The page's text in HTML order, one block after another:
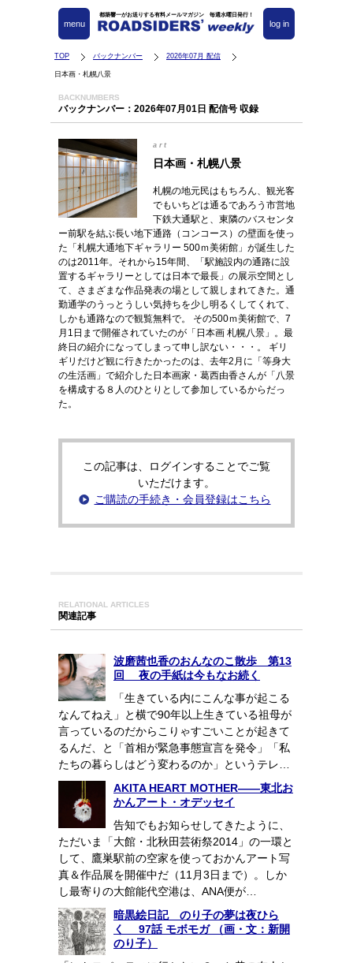
都築響一がお送りする有料メールマガジン 毎週水曜日発行！
log in
menu
TOP バックナンバー 2026年07月 配信
日本画・札幌八景
BACKNUMBERS
バックナンバー：2026年07月01日 配信号 収録
art
日本画・札幌八景
札幌の地元民はもちろん、観光客
でもいちどは通るであろう市営地
下鉄大通駅と、東隣のバスセンタ
ー前駅を結ぶ長い地下通路（コンコース）の壁面を使っ
た「札幌大通地下ギャラリー 500ｍ美術館」が誕生した
のは2011年。それから15年間、「駅施設内の通路に設
置するギャラリーとしては日本で最長」の展示空間とし
て、さまざまな作品発表の場として親しまれてきた。通
勤通学のうっとうしい気持ちを少し明るくしてくれて、
しかも通路なので観覧無料で。 その500ｍ美術館で、7
月1日まで開催されていたのが「日本画 札幌八景」。最
終日の紹介になってしまって申し訳ない・・・。 ギリ
ギリだけど観に行きたかったのは、去年2月に「等身大
の生活画」で紹介した日本画家・葛西由香さんが「八景
を構成する８人のひとりとして参加しているからだっ
た。
この記事は、ログインすることでご覧
いただけます。
ご購読の手続き・会員登録はこちら
RELATIONAL ARTICLES
関連記事
波磨茜也香のおんなのこ散歩 第13
回 夜の手紙は今もなお続く
「生きている内にこんな事が起こる
なんてねえ」と横で90年以上生きている祖母が
言っているのだからこりゃすごいことが起きて
るんだ、と「首相が緊急事態宣言を発令」「私
たちの暮らしはどう変わるのか」というテレ…
AKITA HEART MOTHER——東北お
かんアート・オデッセイ
告知でもお知らせしてきたように、
ただいま「大館・北秋田芸術祭2014」の一環と
して、鷹巣駅前の空家を使っておかんアート写
真＆作品展を開催中だ（11月3日まで）。しか
し最寄りの大館能代空港は、ANA便が…
暗黒絵日記 のり子の夢は夜ひら
く 97話 モボモガ （画・文：新開
のり子）